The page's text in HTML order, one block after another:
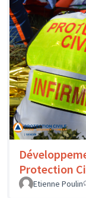
Protection
Etienne Poulin